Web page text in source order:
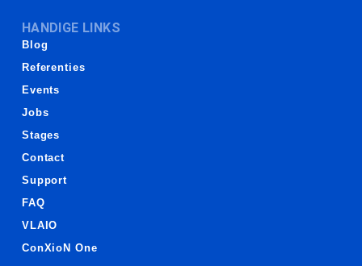
HANDIGE LINKS
Blog
Referenties
Events
Jobs
Stages
Contact
Support
FAQ
VLAIO
ConXioN One